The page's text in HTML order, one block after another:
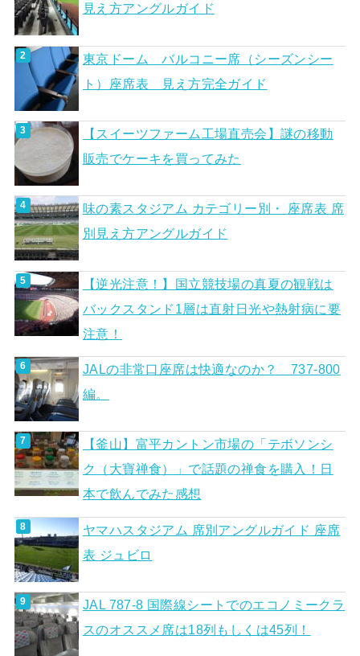
見え方アングルガイド
東京ドーム バルコニー席（シーズンシー
ト）座席表 見え方完全ガイド
【スイーツファーム工場直売会】謎の移動
販売でケーキを買ってみた
味の素スタジアム カテゴリー別・ 座席表 席
別見え方アングルガイド
【逆光注意！】国立競技場の真夏の観戦は
バックスタンド1層は直射日光や熱射病に要
注意！
JALの非常口座席は快適なのか？ 737-800
編。
【釜山】富平カントン市場の「テボソンシ
ク（大寶禅食）」で話題の禅食を購入！日
本で飲んでみた感想
ヤマハスタジアム 席別アングルガイド 座席
表 ジュビロ
JAL 787-8 国際線シートでのエコノミークラ
スのオススメ席は18列もしくは45列！